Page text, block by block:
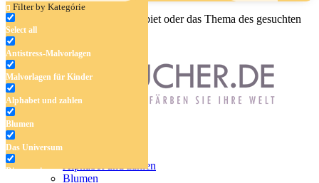
Filter by Kategórie
Select all
Antistress-Malvorlagen
Malvorlagen für Kinder
Alphabet und zahlen
Blumen
Das Universum
Dinosaurier
Geben Sie den Namen, das Gebiet oder das Thema des gesuchten
Malbuchs ein.
Malvorlagen für Kinder
Alphabet und zahlen
Blumen